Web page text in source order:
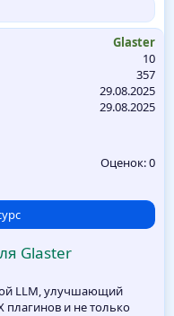
Glaster
10
357
29.08.2025
29.08.2025
Оценок: 0
Glaster
LLM, улучшающий
плагинов и не только